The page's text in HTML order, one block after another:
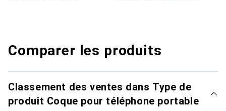
Comparer les produits
Classement des ventes dans Type de
produit Coque pour téléphone portable